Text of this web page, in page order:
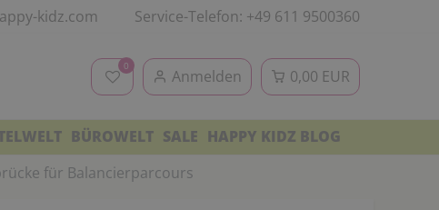
kidz.com Service-Telefon: +49 611 9500360
0
Anmelden 0,00 EUR
BÜROWELT SALE HAPPY KIDZ BLOG
für Balancierparcours